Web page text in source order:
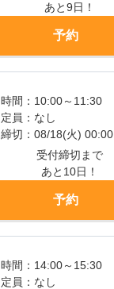
あと9日！
予約
時間：10:00～11:30
定員：なし
締切：08/18(火) 00:00
受付締切まで
あと10日！
予約
時間：14:00～15:30
定員：なし